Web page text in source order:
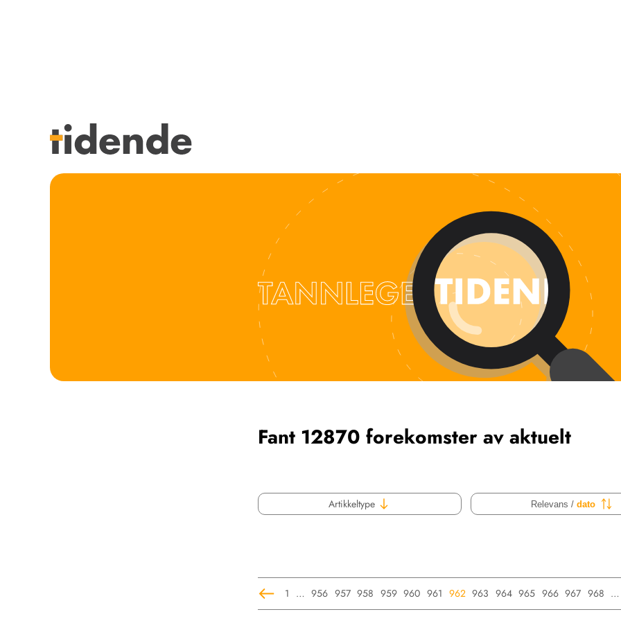
KURSKALENDER
STILLINGER
KJØP & SALG
FOR FORFATTERE
KONTAKT
OM OSS
Fant 12870 forekomster av aktuelt
Artikkeltype Relevans /dato
1 … 956 957 958 959 960 961 962 963 964 965 966 967 968 …